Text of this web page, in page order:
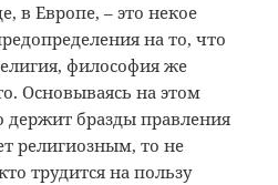
в Европе, – это некое
на то, что
философия же
Основываясь на этом
держит бразды правления
религиозным, то не
трудится на пользу